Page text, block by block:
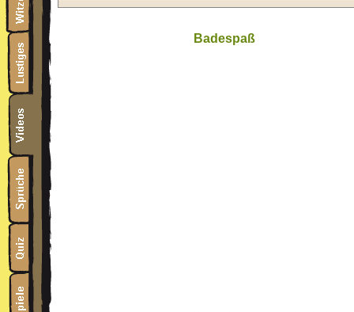
Badespaß